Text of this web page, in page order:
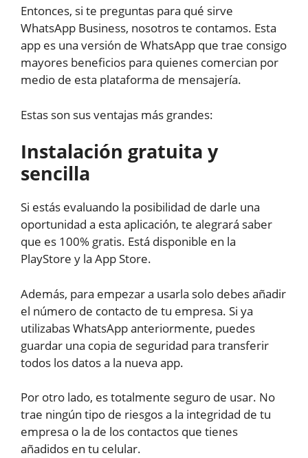
Entonces, si te preguntas para qué sirve
WhatsApp Business, nosotros te contamos. Esta
app es una versión de WhatsApp que trae consigo
mayores beneficios para quienes comercian por
medio de esta plataforma de mensajería.
Estas son sus ventajas más grandes:
Instalación gratuita y
sencilla
Si estás evaluando la posibilidad de darle una
oportunidad a esta aplicación, te alegrará saber
que es 100% gratis. Está disponible en la
PlayStore y la App Store.
Además, para empezar a usarla solo debes añadir
el número de contacto de tu empresa. Si ya
utilizabas WhatsApp anteriormente, puedes
guardar una copia de seguridad para transferir
todos los datos a la nueva app.
Por otro lado, es totalmente seguro de usar. No
trae ningún tipo de riesgos a la integridad de tu
empresa o la de los contactos que tienes
añadidos en tu celular.